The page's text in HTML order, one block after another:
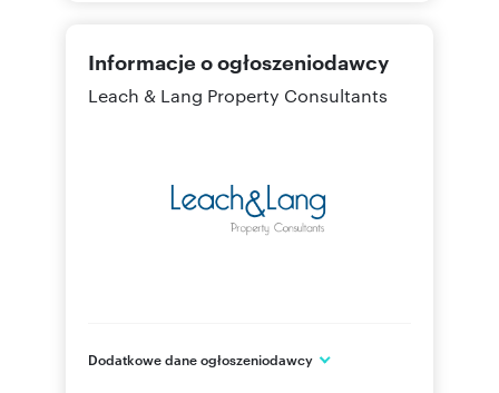
Informacje o ogłoszeniodawcy
Leach & Lang Property Consultants
Dodatkowe dane ogłoszeniodawcy